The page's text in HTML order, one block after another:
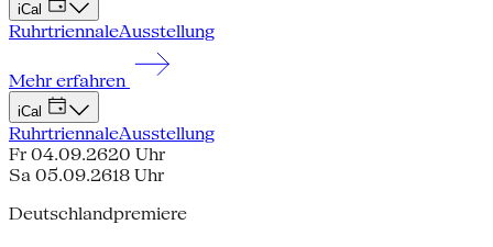
iCal
RuhrtriennaleAusstellung
Mehr erfahren
iCal
RuhrtriennaleAusstellung
Fr 04.09.2620 Uhr
Sa 05.09.2618 Uhr
Deutschlandpremiere